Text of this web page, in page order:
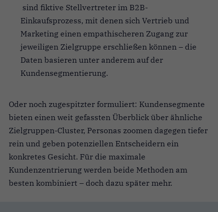
sind fiktive Stellvertreter im B2B-
Einkaufsprozess, mit denen sich Vertrieb und
Marketing einen empathischeren Zugang zur
jeweiligen Zielgruppe erschließen können – die
Daten basieren unter anderem auf der
Kundensegmentierung.
Oder noch zugespitzter formuliert: Kundensegmente
bieten einen weit gefassten Überblick über ähnliche
Zielgruppen-Cluster, Personas zoomen dagegen tiefer
rein und geben potenziellen Entscheidern ein
konkretes Gesicht. Für die maximale
Kundenzentrierung werden beide Methoden am
besten kombiniert – doch dazu später mehr.